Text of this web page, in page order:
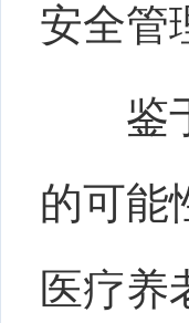
安全管
鉴
的可能
医疗养